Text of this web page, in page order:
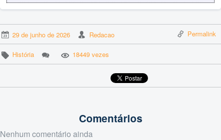
29 de junho de 2026 Redacao Permalink
História 18449 vezes
Comentários
Nenhum comentário ainda